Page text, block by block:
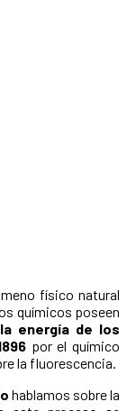
físico natural
químicos poseen
energía de los
por el químico
la fluorescencia.
hablamos sobre la